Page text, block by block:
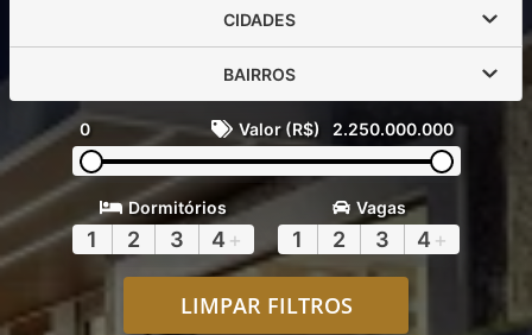
CIDADES
BAIRROS
0 Valor (R$) 2.250.000.000
Dormitórios
1 2 3 4 +
Vagas
1 2 3 4 +
LIMPAR FILTROS